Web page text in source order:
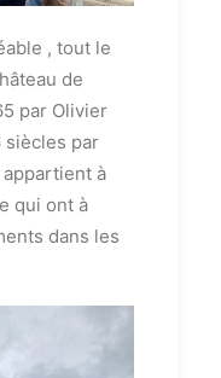
, tout le
de
par Olivier
siècles par
à
qui ont à
dans les